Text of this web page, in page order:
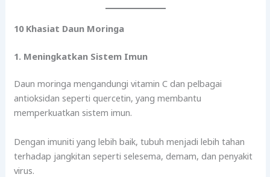
10 Khasiat Daun Moringa
1. Meningkatkan Sistem Imun
Daun moringa mengandungi vitamin C dan pelbagai
antioksidan seperti quercetin, yang membantu
memperkuatkan sistem imun.
Dengan imuniti yang lebih baik, tubuh menjadi lebih tahan
terhadap jangkitan seperti selesema, demam, dan penyakit
virus.